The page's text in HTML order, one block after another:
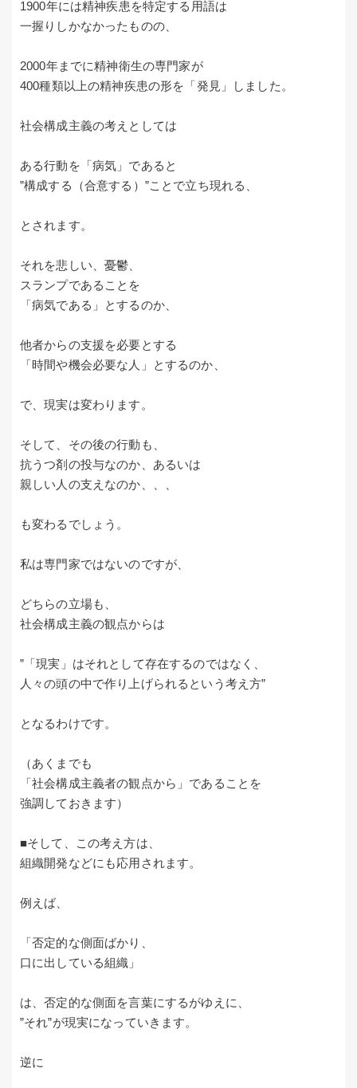
1900年には精神疾患を特定する用語は
一握りしかなかったものの、
2000年までに精神衛生の専門家が
400種類以上の精神疾患の形を「発見」しました。
社会構成主義の考えとしては
ある行動を「病気」であると
”構成する（合意する）”ことで立ち現れる、
とされます。
それを悲しい、憂鬱、
スランプであることを
「病気である」とするのか、
他者からの支援を必要とする
「時間や機会必要な人」とするのか、
で、現実は変わります。
そして、その後の行動も、
抗うつ剤の投与なのか、あるいは
親しい人の支えなのか、、、
も変わるでしょう。
私は専門家ではないのですが、
どちらの立場も、
社会構成主義の観点からは
”「現実」はそれとして存在するのではなく、
人々の頭の中で作り上げられるという考え方”
となるわけです。
（あくまでも
「社会構成主義者の観点から」であることを
強調しておきます）
■そして、この考え方は、
組織開発などにも応用されます。
例えば、
「否定的な側面ばかり、
口に出している組織」
は、否定的な側面を言葉にするがゆえに、
”それ”が現実になっていきます。
逆に